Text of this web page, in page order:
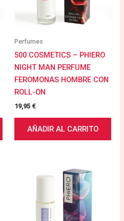
Perfumes
500 COSMETICS – PHIERO
NIGHT MAN PERFUME
FEROMONAS HOMBRE CON
ROLL-ON
19,95€
AÑADIR AL CARRITO